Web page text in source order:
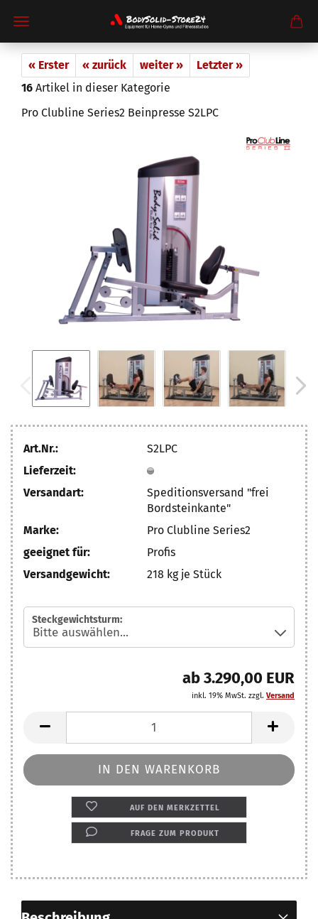
« Erster « zurück weiter »
Letzter »
16 Artikel in dieser Kategorie
Pro Clubline Series2 Beinpresse S2LPC
Art.Nr.:
S2LPC
Lieferzeit:
Versandart:
Speditionsversand "frei
Bordsteinkante"
Marke:
Pro Clubline Series2
geeignet für:
Profis
Versandgewicht:
218 kg je Stück
Steckgewichtsturm:
ab 3.290,00 EUR
inkl. 19% MwSt. zzgl. Versand
AUF DEN MERKZETTEL
FRAGE ZUM PRODUKT